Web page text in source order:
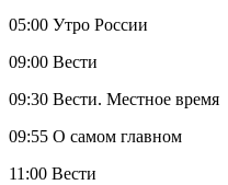
05:00 Утро России
09:00 Вести
09:30 Вести. Местное время
09:55 О самом главном
11:00 Вести